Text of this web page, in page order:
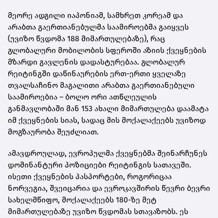
მეორე ადგილი იაპონიამ, სამხრეთ კორეამ და
არაბთა გაერთიანებულმა საამიროებმა გაიყვეს
(უვიზო წვდომა 188 მიმართულებაზე), რაც
გლობალური მობილობის სფეროში აზიის ქვეყნების
მზარდი გავლენის დადასტურებაა. გლობალურ
რეიტინგში დაწინაურების ერთ-ერთი ყველაზე
თვალსაჩინო მაგალითი არაბთა გაერთიანებული
საამიროებია – ბოლო ორი ათწლეულის
განმავლობაში მან 153 ახალი მიმართულება დაამატა
იმ ქვეყნების სიას, სადაც მის მოქალაქეებს უვიზოდ
მოგზაურობა შეუძლიათ.
ამავდროულად, ევროპულმა ქვეყნებმა შეინარჩუნეს
დომინანტური პოზიციები რეიტინგის სათავეში.
ისეთი ქვეყნების პასპორტები, როგორიცაა
ნორვეგია, შვეიცარია და ევროკავშირის წევრი ბევრი
სახელმწიფო, მოქალაქეებს 180-ზე მეტ
მიმართულებაზე უვიზო წვდომას სთავაზობს. ეს